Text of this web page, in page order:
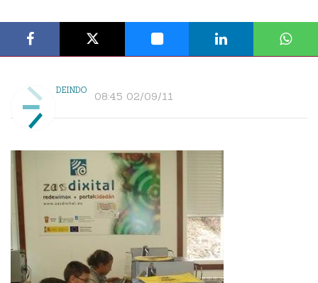
DEINDO 08:45 02/09/11